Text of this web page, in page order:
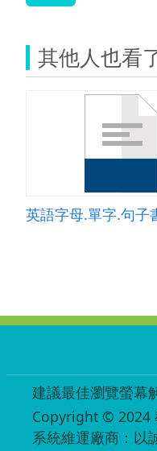
其他人也看
建議最佳瀏覽螢幕
Copyright © 2024
系統維運廠商：以